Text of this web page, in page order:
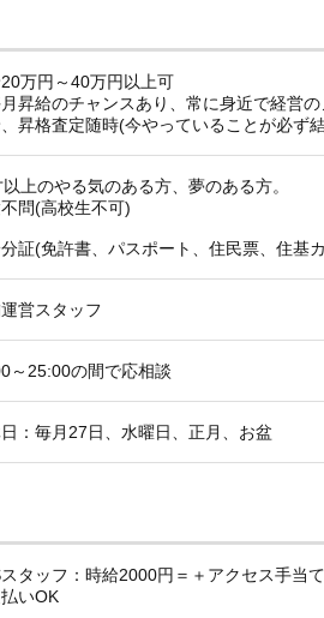
20万円～40万円以上可
昇給のチャンスあり、常に身近で経営の
昇格査定随時(今やっていることが必ず
上のやる気のある方、夢のある方。
問(高校生不可)
証(免許書、パスポート、住民票、住基
営スタッフ
～25:00の間で応相談
：毎月27日、水曜日、正月、お盆
タッフ：時給2000円＝＋アクセス手当
いOK